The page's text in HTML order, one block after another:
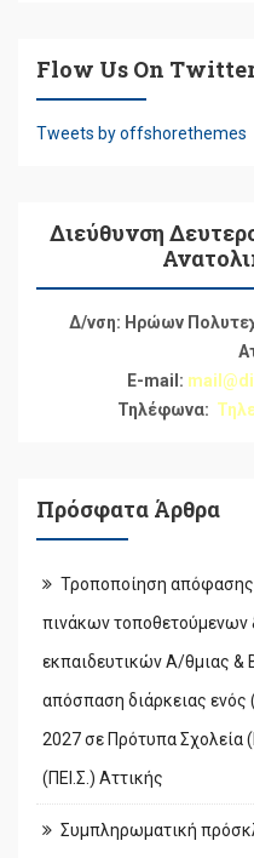
Flow Us On
Tweets by offshorethemes
Διεύθυνση
Δ/νση: Ηρώων
E-mail:
Τηλέφωνα:
Πρόσφατα Άρθρα
Τροποποίηση
πινάκων τοποθετούμενων
εκπαιδευτικών Α/θμιας &
απόσπαση διάρκειας ενός
2027 σε Πρότυπα Σχολεία
(ΠΕΙ.Σ.) Αττικής
Συμπληρωματική